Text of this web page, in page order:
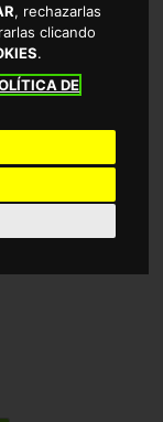
, rechazarlas
clicando
.
DE